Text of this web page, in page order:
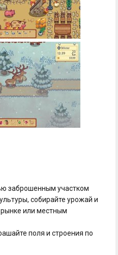
заброшенным участком
собирайте урожай и
или местным
поля и строения по